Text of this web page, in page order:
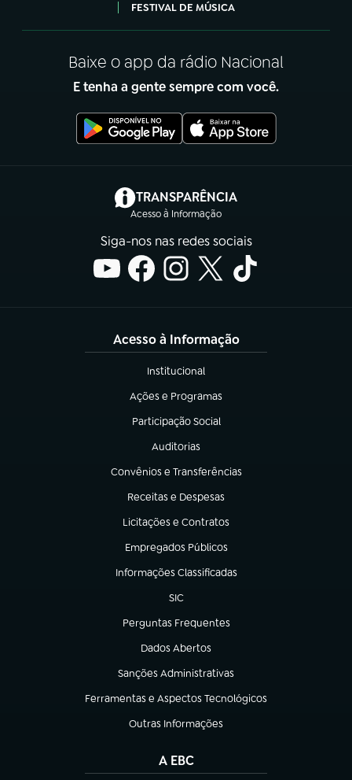
FESTIVAL DE MÚSICA
Baixe o app da rádio Nacional
E tenha a gente sempre com você.
TRANSPARÊNCIA
Acesso à Informação
(abre em nova aba)
Siga-nos nas redes sociais
Acesso à Informação
Institucional
(abre em nova aba)
Ações e Programas
(abre em nova aba)
Participação Social
(abre em nova aba)
Auditorias
(abre em nova aba)
Convênios e Transferências
(abre em nova aba)
Receitas e Despesas
(abre em nova aba)
Licitações e Contratos
(abre em nova aba)
Empregados Públicos
(abre em nova aba)
Informações Classificadas
(abre em nova aba)
SIC
(abre em nova aba)
Perguntas Frequentes
(abre em nova aba)
Dados Abertos
(abre em nova aba)
Sanções Administrativas
(abre em nova aba)
Ferramentas e Aspectos Tecnológicos
(abre em nova aba)
Outras Informações
(abre em nova aba)
A EBC